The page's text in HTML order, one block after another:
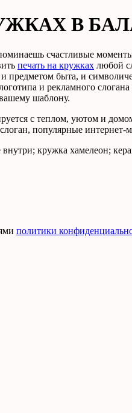
В
счастливые
печать на кружках любой
быта, и
и рекламного
шаблону.
с теплом, уютом и
популярные
кружка хамелеон;
политики